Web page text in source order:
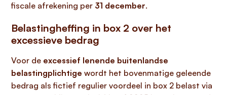
fiscale afrekening per 31 december.
Belastingheffing in box 2 over het
excessieve bedrag
Voor de excessief lenende buitenlandse
belastingplichtige wordt het bovenmatige geleende
bedrag als fictief regulier voordeel in box 2 belast via